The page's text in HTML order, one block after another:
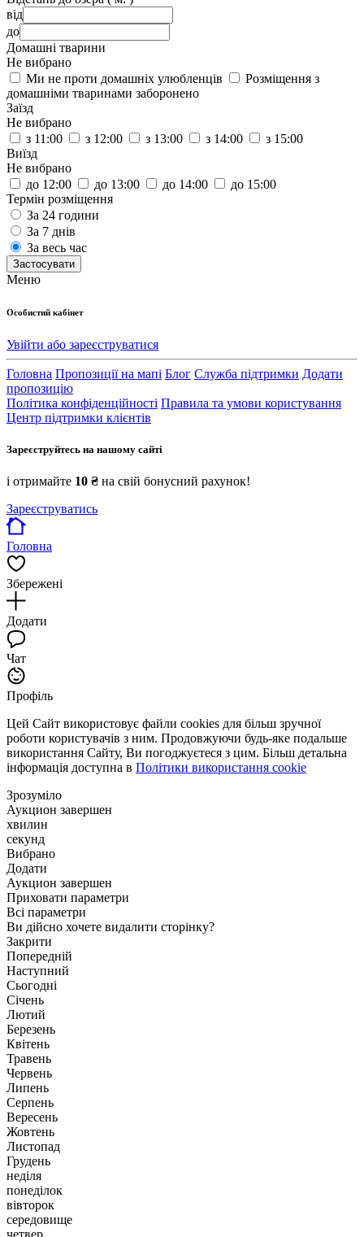
від
до
Домашні тварини
Не вибрано
Ми не проти домашніх улюбленців
Розміщення з
домашніми тваринами заборонено
Заїзд
Не вибрано
з 11:00
з 12:00 з 13:00 з 14:00
з 15:00
Виїзд
Не вибрано
до 12:00
до 13:00 до 14:00
до 15:00
Термін розміщення
За 24 години
За 7 днів
За весь час
Застосувати
Меню
Особистий кабінет
Увійти або зареєструватися
Головна Пропозиції на мапі Блог Служба підтримки Додати
пропозицію
Політика конфіденційності Правила та умови користування
Центр підтримки клієнтів
Зареєструйтесь на нашому сайті
і отримайте 10 ₴ на свій бонусний рахунок!
Зареєструватись
Головна
Збережені
Додати
Чат
Профіль
Цей Сайт використовує файли cookies для більш зручної
роботи користувачів з ним. Продовжуючи будь-яке подальше
використання Сайту, Ви погоджуєтеся з цим. Більш детальна
інформація доступна в Політики використання cookie
Зрозуміло
Аукцион завершен
хвилин
секунд
Вибрано
Додати
Аукцион завершен
Приховати параметри
Всі параметри
Ви дійсно хочете видалити сторінку?
Закрити
Попередній
Наступний
Сьогодні
Січень
Лютий
Березень
Квітень
Травень
Червень
Липень
Серпень
Вересень
Жовтень
Листопад
Грудень
неділя
понеділок
вівторок
середовище